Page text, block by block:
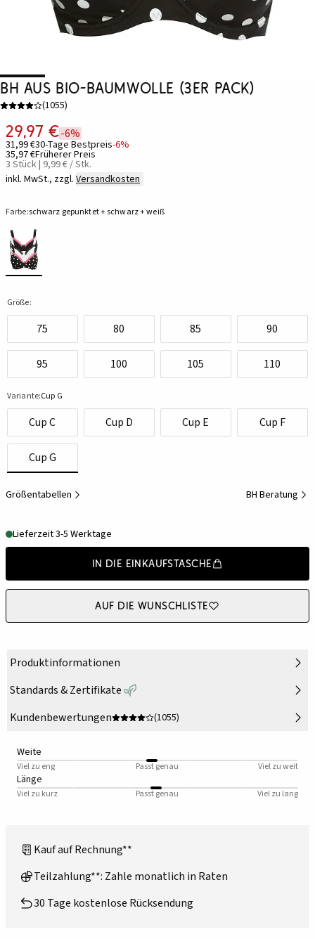
BH aus Bio-Baumwolle (3er Pack)
(1055)
29,97 €-6%
31,99 €30-Tage Bestpreis-6%
35,97 €Früherer Preis
3 Stück | 9,99 € / Stk.
inkl. MwSt., zzgl. Versandkosten
Farbe:schwarz gepunktet + schwarz + weiß
Größe:
75 80 85 90
95 100 105 110
Variante:Cup G
Cup C Cup D Cup E Cup F
Cup G
Größentabellen BH Beratung
Lieferzeit 3-5 Werktage
In die Einkaufstasche
Auf die Wunschliste
Produktinformationen
Standards & Zertifikate
Kundenbewertungen
(1055)
Weite
Viel zu eng Passt genau Viel zu weit
Länge
Viel zu kurz Passt genau Viel zu lang
Kauf auf Rechnung**
Teilzahlung**: Zahle monatlich in Raten
30 Tage kostenlose Rücksendung